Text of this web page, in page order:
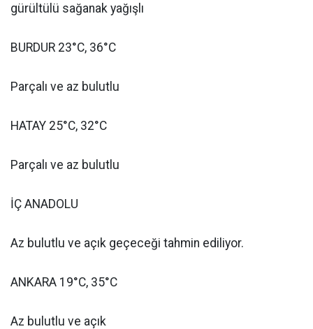
gürültülü sağanak yağışlı
BURDUR 23°C, 36°C
Parçalı ve az bulutlu
HATAY 25°C, 32°C
Parçalı ve az bulutlu
İÇ ANADOLU
Az bulutlu ve açık geçeceği tahmin ediliyor.
ANKARA 19°C, 35°C
Az bulutlu ve açık